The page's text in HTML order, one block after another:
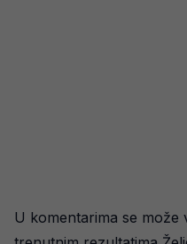
U komentarima se može